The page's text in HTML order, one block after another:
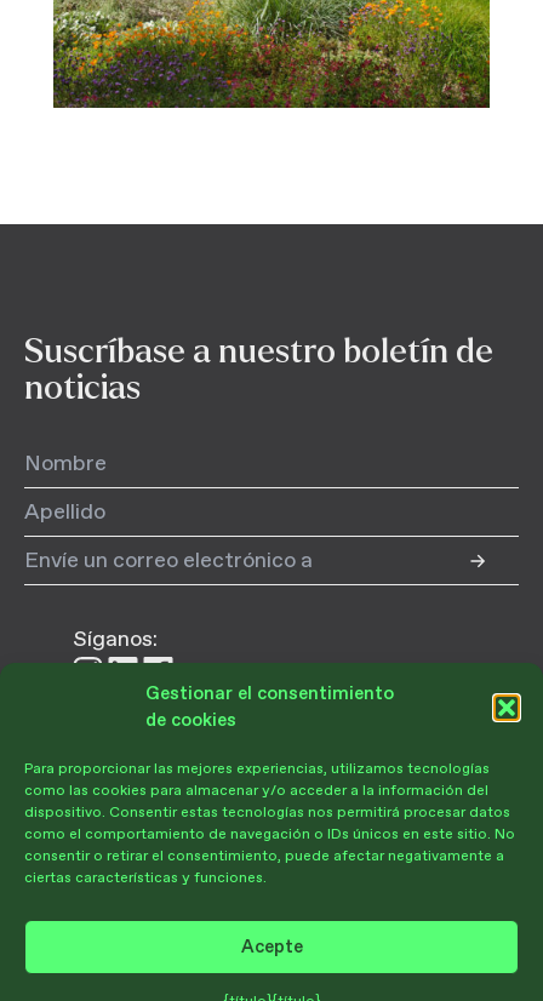
Gestionar el consentimiento
de cookies
Para proporcionar las mejores experiencias, utilizamos tecnologías
como las cookies para almacenar y/o acceder a la información del
dispositivo. Consentir estas tecnologías nos permitirá procesar datos
como el comportamiento de navegación o IDs únicos en este sitio. No
consentir o retirar el consentimiento, puede afectar negativamente a
ciertas características y funciones.
Acepte
Donar
Suscríbase a nuestro boletín de
noticias
Síganos:
Síganos
Instagram
Síganos
LinkedIn
Síganos
en
Facebook
Hágase socio
POLÍTICA DE PRIVACIDADCONDICIONES DE USOPREFERENCIAS DE EXCLUSIÓN
Únete a nuestra comunidad